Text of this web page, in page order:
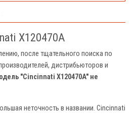
X120470A
после тщательного поиска по
дистрибьюторов и
"Cincinnati X120470A" не
неточность в названии. Cincinnati